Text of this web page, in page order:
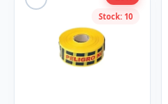
Stock: 10